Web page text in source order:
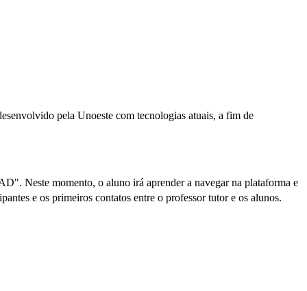
pela Unoeste com tecnologias atuais, a fim de
Neste momento, o aluno irá aprender a navegar na plataforma e
e os primeiros contatos entre o professor tutor e os alunos.